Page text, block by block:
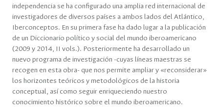
independencia se ha configurado una amplia red internacional de
investigadores de diversos países a ambos lados del Atlántico,
Iberconceptos. En su primera fase ha dado lugar a la publicación
de un Diccionario político y social del mundo iberoamericano
(2009 y 2014, II vols.). Posteriormente ha desarrollado un
nuevo programa de investigación -cuyas líneas maestras se
recogen en esta obra- que nos permite ampliar y «reconsiderar»
los horizontes teóricos y metodológicos de la historia
conceptual, así como seguir enriqueciendo nuestro
conocimiento histórico sobre el mundo iberoamericano.